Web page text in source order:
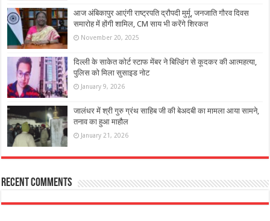
आज अंबिकापुर आएंगी राष्ट्रपति द्रौपदी मुर्मू, जनजाति गौरव दिवस
समारोह में होंगी शामिल, CM साय भी करेंगे शिरकत
November 20, 2025
दिल्ली के साकेत कोर्ट स्टाफ मेंबर ने बिल्डिंग से कूदकर की आत्महत्या,
पुलिस को मिला सुसाइड नोट
January 9, 2026
जालंधर में श्री गुरु ग्रंथ साहिब जी की बेअदबी का मामला आया सामने,
तनाव का हुआ माहौल
January 21, 2026
Recent Comments